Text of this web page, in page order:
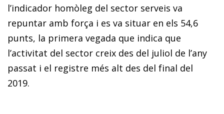
l’indicador homòleg del sector serveis va
repuntar amb força i es va situar en els 54,6
punts, la primera vegada que indica que
l’activitat del sector creix des del juliol de l’any
passat i el registre més alt des del final del
2019.